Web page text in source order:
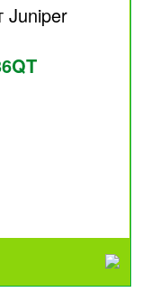
Juniper